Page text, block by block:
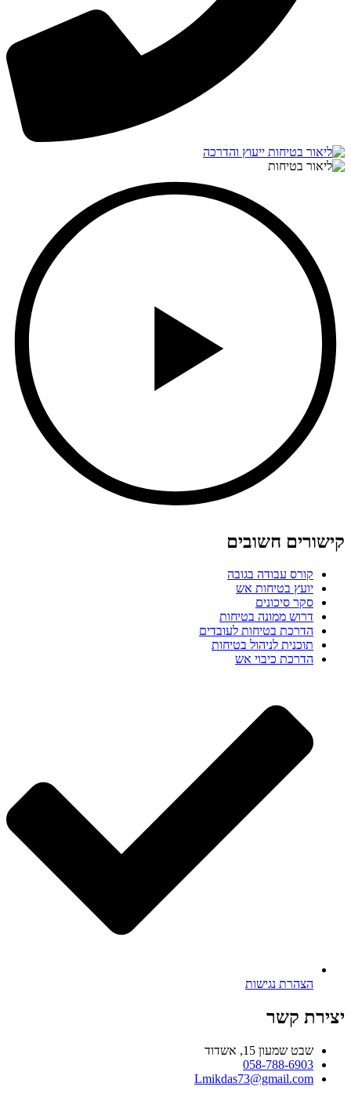
קישורים חשובים
קורס עבודה בגובה
יועץ בטיחות אש
סקר סיכונים
דרוש ממונה בטיחות
הדרכת בטיחות לעובדים
תוכנית לניהול בטיחות
הדרכת כיבוי אש
הצהרת נגישות
יצירת קשר
שבט שמעון 15, אשדוד
058-788-6903
Lmikdas73@gmail.com